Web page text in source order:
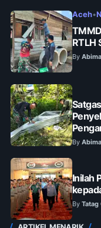
Aceh•
RTLH
By
By
Inilah
By Tatag